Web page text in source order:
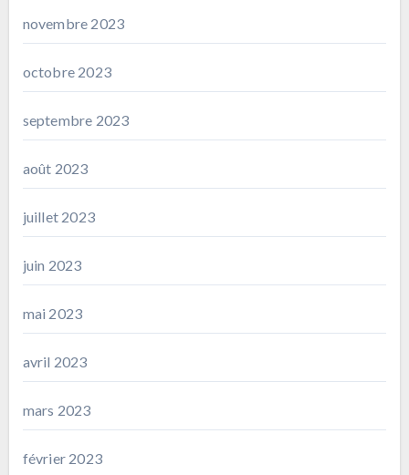
novembre 2023
octobre 2023
septembre 2023
août 2023
juillet 2023
juin 2023
mai 2023
avril 2023
mars 2023
février 2023